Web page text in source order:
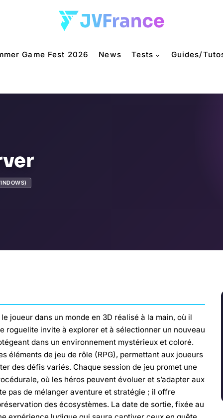
Game Fest 2026 News Tests Guides/
joueur dans un monde en 3D réalisé à la main, où il
roguelite invite à explorer et à sélectionner un nouveau
dans un environnement mystérieux et coloré.
éléments de jeu de rôle (RPG), permettant aux joueurs
des défis variés. Chaque session de jeu promet une
où les héros peuvent évoluer et s’adapter aux
pas de mélanger aventure et stratégie ; il offre
des écosystèmes. La date de sortie, fixée au